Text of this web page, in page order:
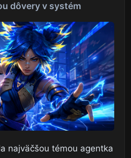
dôvery v systém
najväčšou témou agentka